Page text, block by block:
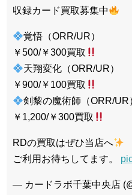
収録カード買取募集中
覚悟（ORR/UR）
￥500/￥300買取
天翔変化（ORR/UR）
￥900/￥100買取
剣黎の魔術師（ORR/UR
￥1,200/￥300買取
RDの買取はぜひ当店へ
ご利用お待ちしてます。
— カードラボ千葉中央店